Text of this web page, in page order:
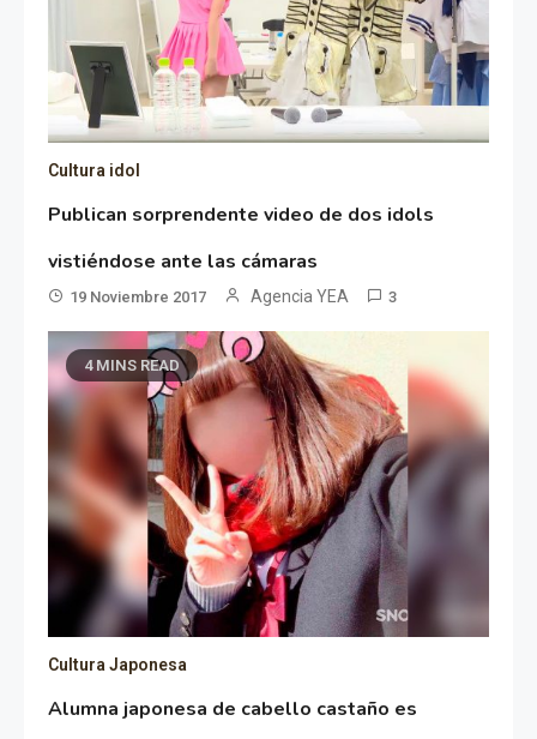
Cultura idol
Publican sorprendente video de dos idols
vistiéndose ante las cámaras
19 Noviembre 2017 Agencia YEA 3
4 MINS READ
Cultura Japonesa
Alumna japonesa de cabello castaño es